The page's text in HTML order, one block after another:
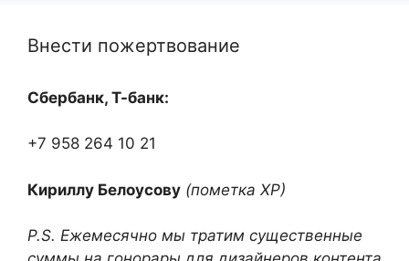
Внести пожертвование
Сбербанк, Т-банк:
+7 958 264 10 21
Кириллу Белоусову (пометка ХР)
P.S. Ежемесячно мы тратим существенные